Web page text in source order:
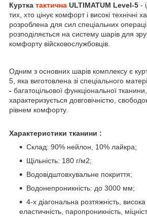
Куртка тактична ULTIMATUM Level-5 -
тих, хто цінує комфорт і високі технічні
розроблена для сил спеціальних
розподіляється на систему шарів для
комфорту війсковослужбовців.
Одним з основних шарів комплексу є
5, яка виготовлена зі спеціального
- багатоцільової функціональної
характеризується довговічністю,
рівнем комфорту.
Характеристики тканини :
Склад: 90% нейлон, 10% лайкра;
Щільність: 180 г/м2;
Водовідштовхувальне покриття;
Водонепроникність: до 3000 мм;
4-х діагональна розтяжність, висока
еластичність, паропроникність,